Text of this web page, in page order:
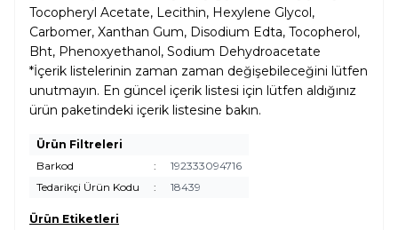
Tocopheryl Acetate, Lecithin, Hexylene Glycol,
Carbomer, Xanthan Gum, Disodium Edta, Tocopherol,
Bht, Phenoxyethanol, Sodium Dehydroacetate
*İçerik listelerinin zaman zaman değişebileceğini lütfen
unutmayın. En güncel içerik listesi için lütfen aldığınız
ürün paketindeki içerik listesine bakın.
Ürün Filtreleri
Barkod
:
192333094716
Tedarikçi Ürün Kodu
: 18439
Ürün Etiketleri